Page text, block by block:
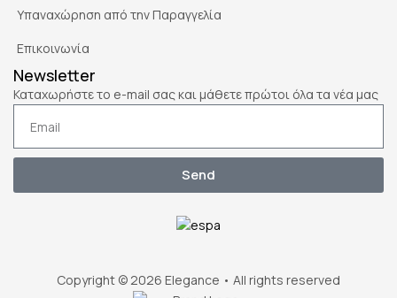
Υπαναχώρηση από την Παραγγελία
Επικοινωνία
Newsletter
Καταχωρήστε το e-mail σας και μάθετε πρώτοι όλα τα νέα μας
Send
Copyright © 2026 Elegance • All rights reserved